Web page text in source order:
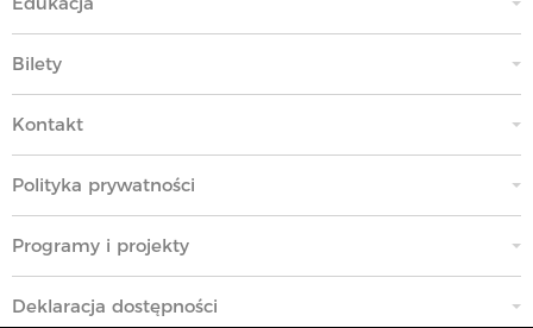
Bilety
Kontakt
Polityka prywatności
Programy i projekty
Deklaracja dostępności